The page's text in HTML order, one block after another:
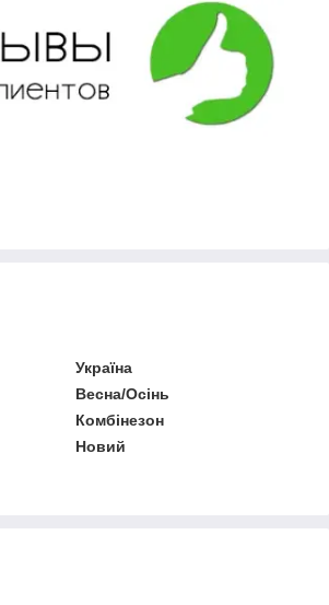
Україна
Весна/Осінь
Комбінезон
Новий